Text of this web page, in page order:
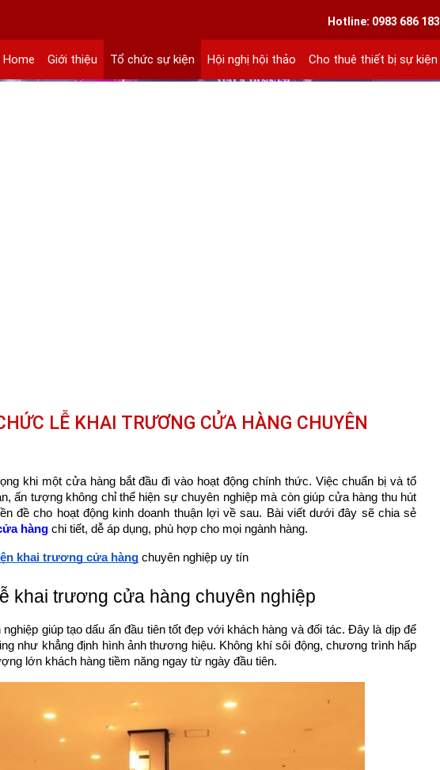
Thanh Xuân - Hà Nội
Đông, Hà Nội.
Tel : +84 243 785 8551 ext 101
Hotline: 0983 686 183
Home Giới thiệu Tổ chức sự kiện Hội nghị hội thảo Cho thuê thiết bị sự kiện
LỄ KHAI TRƯƠNG CỬA HÀNG CHUYÊN
khi một cửa hàng bắt đầu đi vào hoạt động chính thức. Việc chuẩn bị và tổ
ấn tượng không chỉ thể hiện sự chuyên nghiệp mà còn giúp cửa hàng thu hút
đề cho hoạt động kinh doanh thuận lợi về sau. Bài viết dưới đây sẽ chia sẻ
hàng chi tiết, dễ áp dụng, phù hợp cho mọi ngành hàng.
khai trương cửa hàng chuyên nghiệp uy tín
khai trương cửa hàng chuyên nghiệp
giúp tạo dấu ấn đầu tiên tốt đẹp với khách hàng và đối tác. Đây là dịp để
như khẳng định hình ảnh thương hiệu. Không khí sôi động, chương trình hấp
lớn khách hàng tiềm năng ngay từ ngày đầu tiên.